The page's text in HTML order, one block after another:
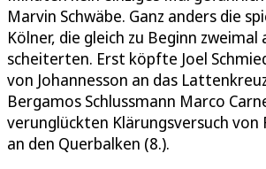
Marvin Schwäbe. Ganz anders die
Kölner, die gleich zu Beginn
scheiterten. Erst köpfte Joel
von Johannesson an das
Bergamos Schlussmann Marco
verunglückten Klärungsversuch von
an den Querbalken (8.).